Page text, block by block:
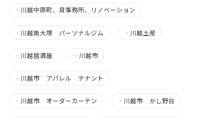
・ 川越中原町、貸事務所、リノベーション
・ 川越南大塚 パーソナルジム ・ 川越土産
・ 川越居酒屋 ・ 川越市
・ 川越市 アパレル テナント
・ 川越市 オーダーカーテン ・ 川越市 かし野台